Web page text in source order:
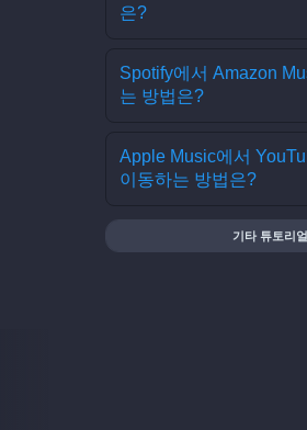
은?
Spotify에서 Amazon
는 방법은?
Apple Music에서
이동하는 방법은?
기타 튜토리얼